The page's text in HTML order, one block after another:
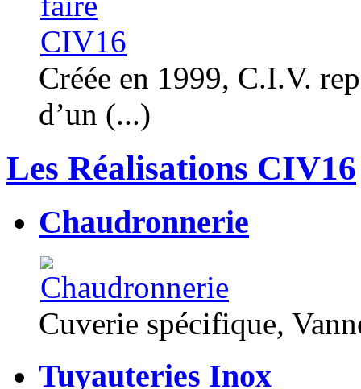
Créée en 1999, C.I.V.
d’un (...)
Les Réalisations CIV16
Chaudronnerie
Cuverie spécifique,
Tuyauteries Inox